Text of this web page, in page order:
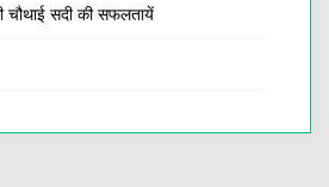
चौथाई सदी की सफलतायें